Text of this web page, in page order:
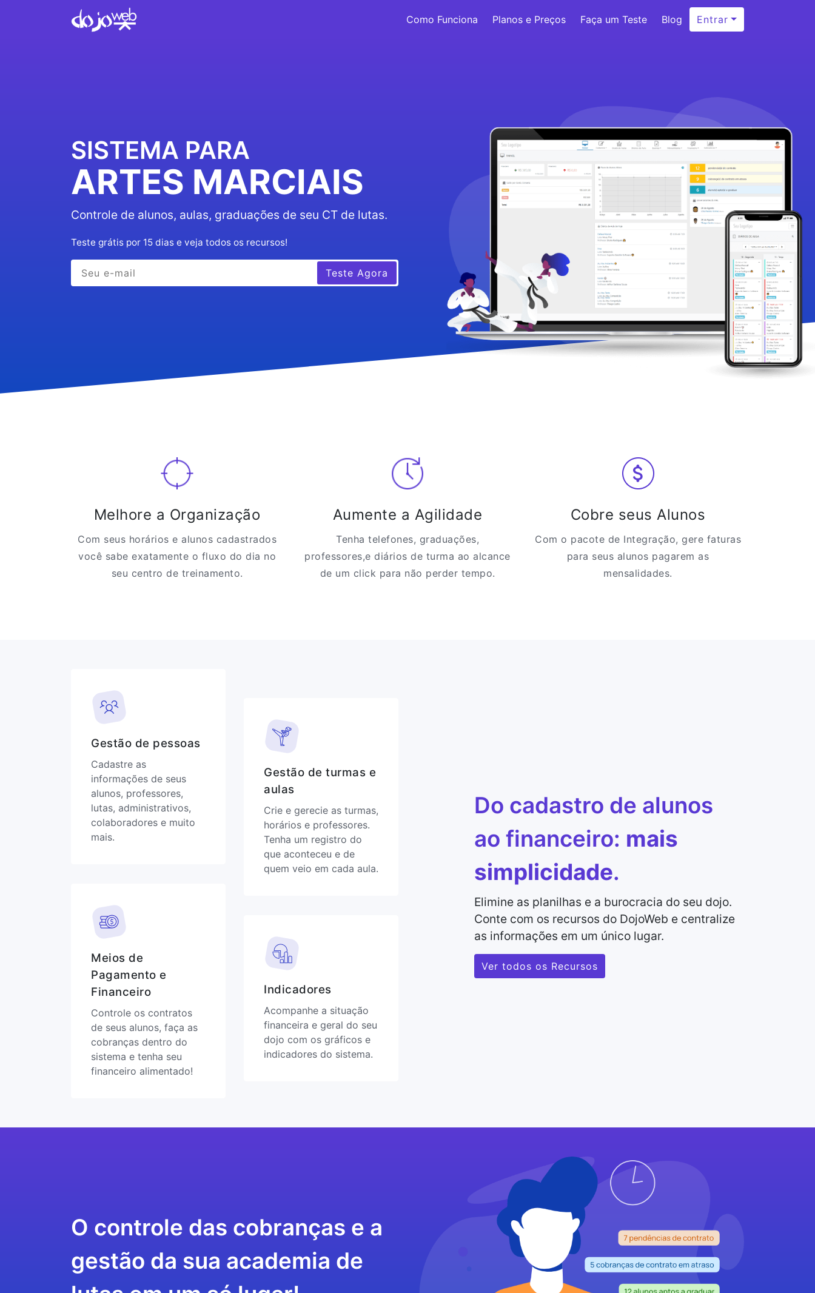
Como Funciona Planos e Preços Faça um Teste Blog Entrar
SISTEMA PARA
ARTES MARCIAIS
Controle de alunos, aulas, graduações de seu CT de lutas.
Teste grátis por 15 dias e veja todos os recursos!
Teste Agora
Melhore a Organização
Com seus horários e alunos cadastrados
você sabe exatamente o fluxo do dia no
seu centro de treinamento.
Aumente a Agilidade
Tenha telefones, graduações,
professores,e diários de turma ao alcance
de um click para não perder tempo.
Cobre seus Alunos
Com o pacote de Integração, gere faturas
para seus alunos pagarem as
mensalidades.
Do cadastro de alunos
ao financeiro: mais
simplicidade.
Elimine as planilhas e a burocracia do seu dojo.
Conte com os recursos do DojoWeb e centralize
as informações em um único lugar.
Ver todos os Recursos
Gestão de pessoas
Cadastre as
informações de seus
alunos, professores,
lutas, administrativos,
colaboradores e muito
mais.
Meios de
Pagamento e
Financeiro
Controle os contratos
de seus alunos, faça as
cobranças dentro do
sistema e tenha seu
financeiro alimentado!
Gestão de turmas e
aulas
Crie e gerecie as turmas,
horários e professores.
Tenha um registro do
que aconteceu e de
quem veio em cada aula.
Indicadores
Acompanhe a situação
financeira e geral do seu
dojo com os gráficos e
indicadores do sistema.
O controle das cobranças e a
gestão da sua academia de